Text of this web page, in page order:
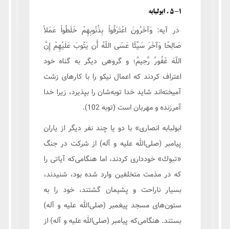
5-1 . ابولبابه
در آیه: وَآخَرُونَ اعْتَرَفُواْ بِذُنُوبِهِمْ خَلَطُواْ عَمَلاً
صَالِحًا وَآخَرَ سَيِّئًا عَسَى اللّهُ أَن يَتُوبَ عَلَيْهِمْ إِنَّ
اللّهَ غَفُورٌ رَّحِيمٌ؛ و گروهی ديگر به گناه خود
اعتراف کردند که اعمال نيکو را با کارهای زشت
آمیخته‌اند شايد خدا توبه‌شان را بپذيرد، زيرا خدا
آمرزنده و مهربان است (توبه 102).
ابولبابه انصارى» با دو يا چند نفر ديگر از ياران
پيامبر (صلی‌الله عليه و آله) از شركت در جنگ
«تبوك» خوددارى كردند، اما هنگامی‌که آياتى را
كه در مذمت متخلفين وارد شده بود، شنيدند،
بسيار ناراحت و پشيمان گشتند، خود را به
ستون‌های مسجد پيغمبر (صلی‌الله عليه و آله)
بستند. هنگامی‌که پيامبر (صلی‌الله عليه و آله) از